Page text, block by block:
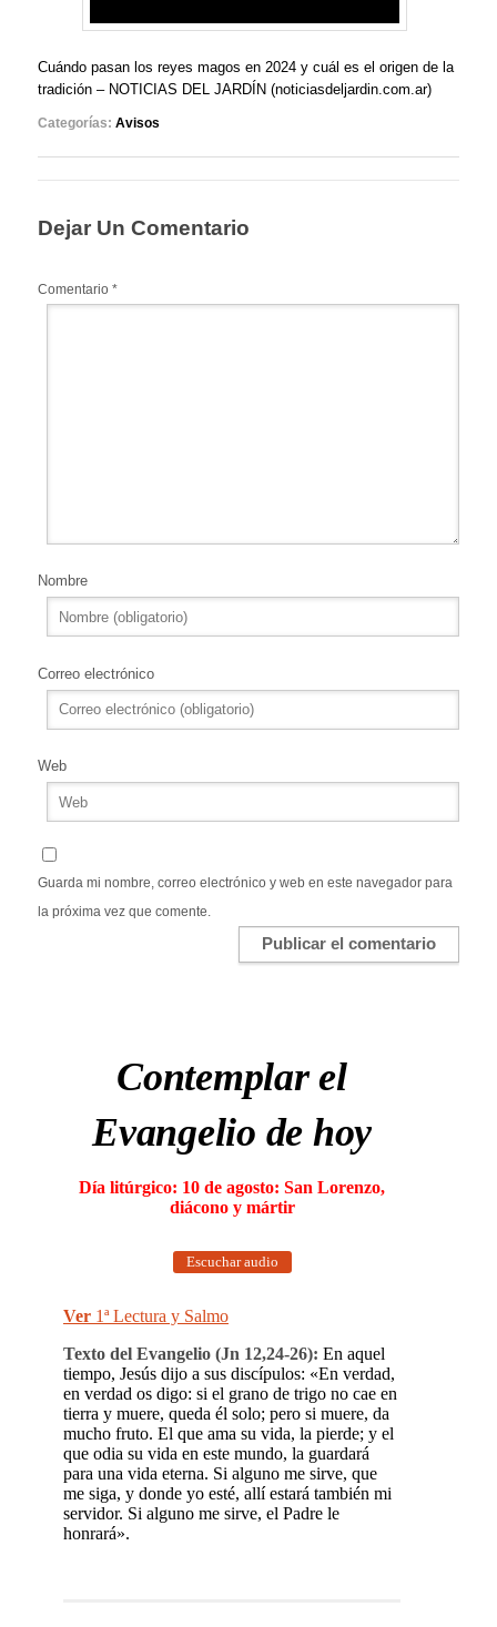
Cuándo pasan los reyes magos en 2024 y cuál es el origen de la
tradición – NOTICIAS DEL JARDÍN (noticiasdeljardin.com.ar)
Categorías: Avisos
Dejar Un Comentario
Comentario *
Nombre
Correo electrónico
Web
Guarda mi nombre, correo electrónico y web en este navegador para
la próxima vez que comente.